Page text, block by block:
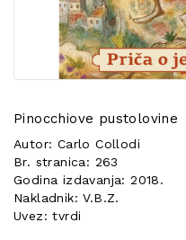
Pinocchiove pustolovine
Autor: Carlo Collodi
Br. stranica: 263
Godina izdavanja: 2018.
Nakladnik: V.B.Z.
Uvez: tvrdi